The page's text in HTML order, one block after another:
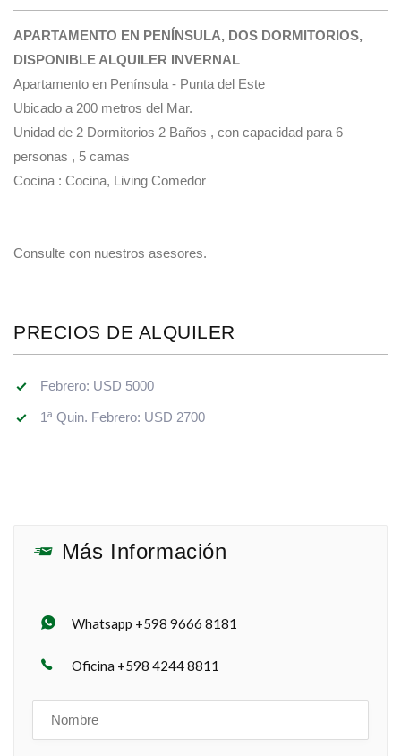
APARTAMENTO EN PENÍNSULA, DOS DORMITORIOS,
DISPONIBLE ALQUILER INVERNAL
Apartamento en Península - Punta del Este
Ubicado a 200 metros del Mar.
Unidad de 2 Dormitorios 2 Baños , con capacidad para 6
personas , 5 camas
Cocina : Cocina, Living Comedor
Consulte con nuestros asesores.
PRECIOS DE ALQUILER
Febrero: USD 5000
1ª Quin. Febrero: USD 2700
Más Información
Whatsapp +598 9666 8181
Oficina +598 4244 8811